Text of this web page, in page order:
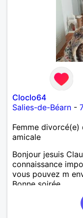
Cloclo64
Salies-de-Béarn -
Femme
amicale
Bonjour jesuis
connaissance
vous pouvez m
Bonne soirée